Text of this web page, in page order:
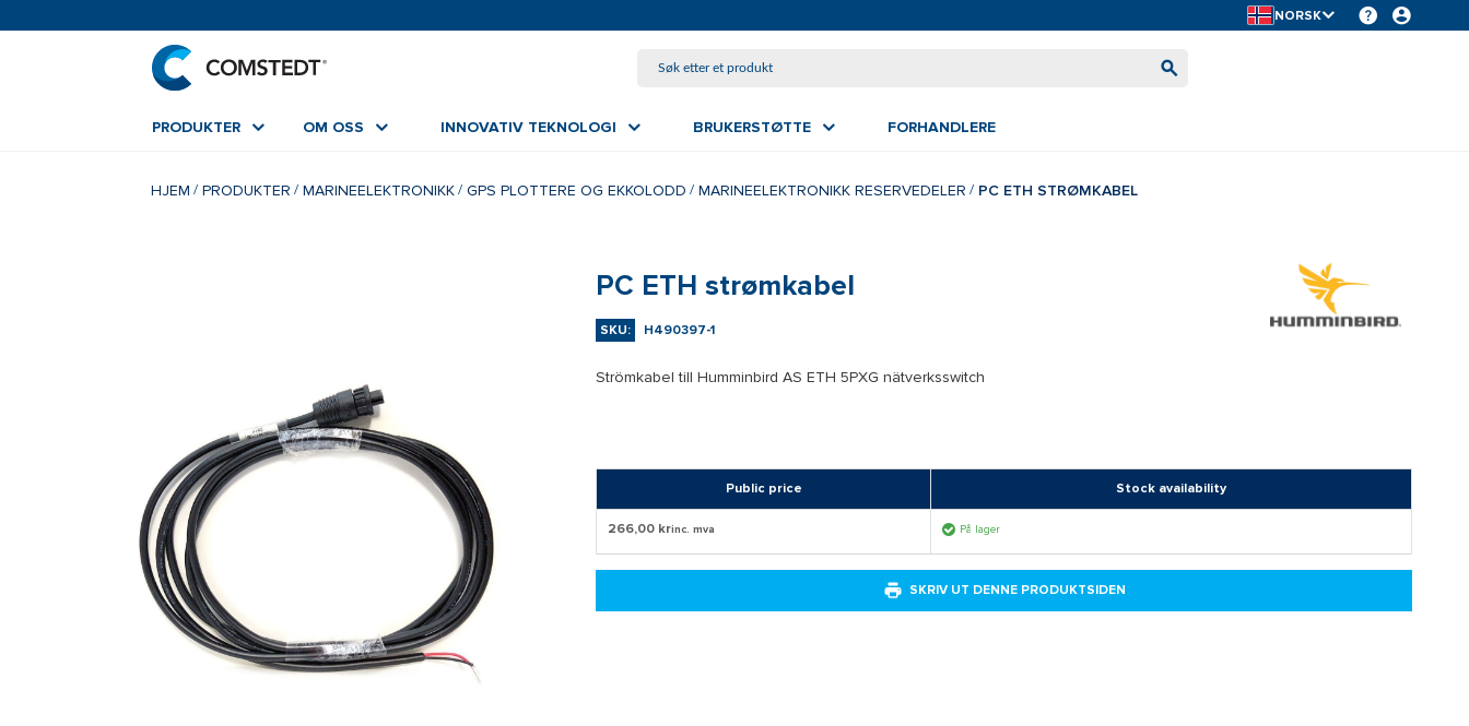
NORSK
PRODUKTER OM OSS INNOVATIV TEKNOLOGI BRUKERSTØTTE FORHANDLERE
HJEM PRODUKTER MARINEELEKTRONIKK GPS PLOTTERE OG EKKOLODD MARINEELEKTRONIKK RESERVEDELER PC ETH STRØMKABEL
PC ETH strømkabel
SKU: H490397-1
Strömkabel till Humminbird AS ETH 5PXG nätverksswitch
Public price Stock availability
266,00 krinc. mva På lager
SKRIV UT DENNE PRODUKTSIDEN